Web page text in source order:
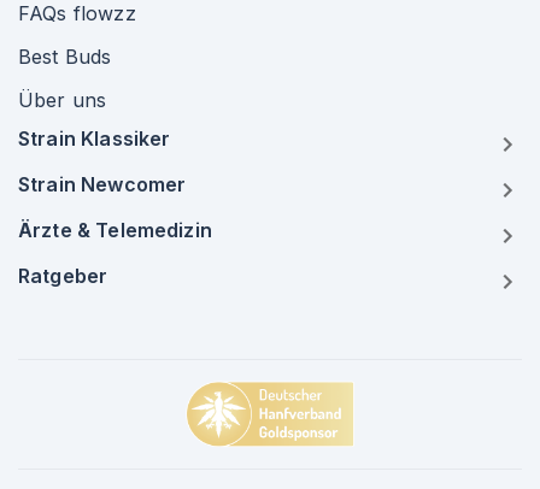
FAQs flowzz
Best Buds
Über uns
Strain Klassiker
Strain Newcomer
Ärzte & Telemedizin
Ratgeber